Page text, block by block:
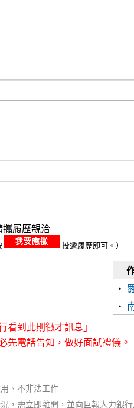
‧
‧
攜履歷親洽
投遞履歷即可。）
看到此則徵才訊息」
先電話告知，做好面試禮儀。
、不非法工作
，需立即離開，並向巨報人力銀行